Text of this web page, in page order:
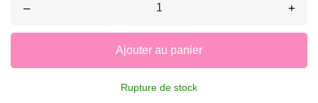
– +
Ajouter au panier
Rupture de stock